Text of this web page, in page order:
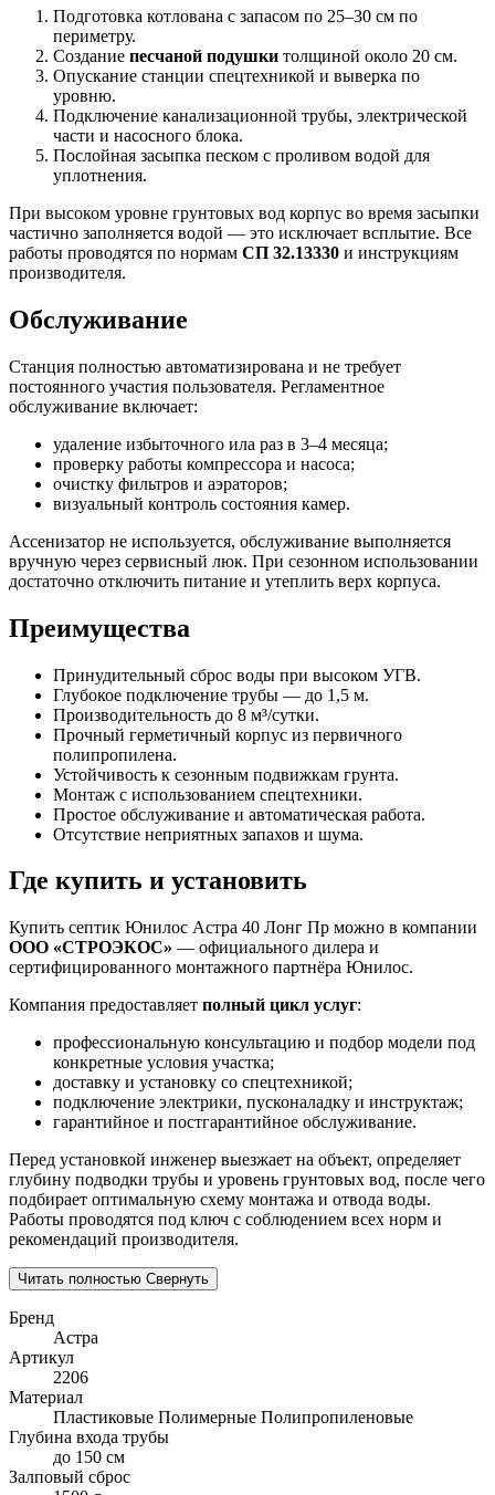
Подготовка котлована с запасом по 25–30 см по
периметру.
Создание песчаной подушки толщиной около 20 см.
Опускание станции спецтехникой и выверка по
уровню.
Подключение канализационной трубы, электрической
части и насосного блока.
Послойная засыпка песком с проливом водой для
уплотнения.
При высоком уровне грунтовых вод корпус во время засыпки
частично заполняется водой — это исключает всплытие. Все
работы проводятся по нормам СП 32.13330 и инструкциям
производителя.
Обслуживание
Станция полностью автоматизирована и не требует
постоянного участия пользователя. Регламентное
обслуживание включает:
удаление избыточного ила раз в 3–4 месяца;
проверку работы компрессора и насоса;
очистку фильтров и аэраторов;
визуальный контроль состояния камер.
Ассенизатор не используется, обслуживание выполняется
вручную через сервисный люк. При сезонном использовании
достаточно отключить питание и утеплить верх корпуса.
Преимущества
Принудительный сброс воды при высоком УГВ.
Глубокое подключение трубы — до 1,5 м.
Производительность до 8 м³/сутки.
Прочный герметичный корпус из первичного
полипропилена.
Устойчивость к сезонным подвижкам грунта.
Монтаж с использованием спецтехники.
Простое обслуживание и автоматическая работа.
Отсутствие неприятных запахов и шума.
Где купить и установить
Купить септик Юнилос Астра 40 Лонг Пр можно в компании
ООО «СТРОЭКОС» — официального дилера и
сертифицированного монтажного партнёра Юнилос.
Компания предоставляет полный цикл услуг:
профессиональную консультацию и подбор модели под
конкретные условия участка;
доставку и установку со спецтехникой;
подключение электрики, пусконаладку и инструктаж;
гарантийное и постгарантийное обслуживание.
Перед установкой инженер выезжает на объект, определяет
глубину подводки трубы и уровень грунтовых вод, после чего
подбирает оптимальную схему монтажа и отвода воды.
Работы проводятся под ключ с соблюдением всех норм и
рекомендаций производителя.
Читать полностью Свернуть
Бренд
Астра
Артикул
2206
Материал
Пластиковые Полимерные Полипропиленовые
Глубина входа трубы
до 150 см
Залповый сброс